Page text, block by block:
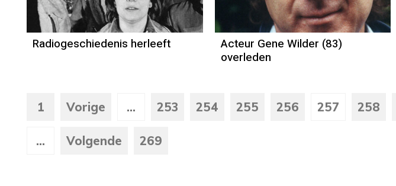
Radiogeschiedenis herleeft
Acteur Gene Wilder (83)
overleden
1 Vorige ... 253 254 255 256 257 258
... Volgende 269